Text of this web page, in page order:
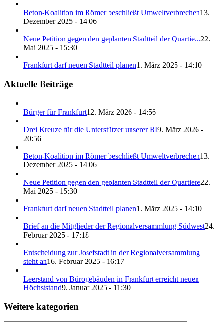
Beton-Koalition im Römer beschließt Umweltverbrechen13.
Dezember 2025 - 14:06
Neue Petition gegen den geplanten Stadtteil der Quartie...22.
Mai 2025 - 15:30
Frankfurt darf neuen Stadtteil planen1. März 2025 - 14:10
Aktuelle Beiträge
Bürger für Frankfurt12. März 2026 - 14:56
Drei Kreuze für die Unterstützer unserer BI9. März 2026 -
20:56
Beton-Koalition im Römer beschließt Umweltverbrechen13.
Dezember 2025 - 14:06
Neue Petition gegen den geplanten Stadtteil der Quartiere22.
Mai 2025 - 15:30
Frankfurt darf neuen Stadtteil planen1. März 2025 - 14:10
Brief an die Mitglieder der Regionalversammlung Südwest24.
Februar 2025 - 17:18
Entscheidung zur Josefstadt in der Regionalversammlung
steht an16. Februar 2025 - 16:17
Leerstand von Bürogebäuden in Frankfurt erreicht neuen
Höchststand9. Januar 2025 - 11:30
Weitere kategorien